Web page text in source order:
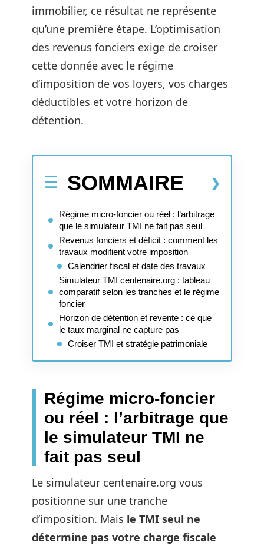
immobilier, ce résultat ne représente
qu’une première étape. L’optimisation
des revenus fonciers exige de croiser
cette donnée avec le régime
d’imposition de vos loyers, vos charges
déductibles et votre horizon de
détention.
SOMMAIRE
Régime micro-foncier ou réel : l’arbitrage
que le simulateur TMI ne fait pas seul
Revenus fonciers et déficit : comment les
travaux modifient votre imposition
Calendrier fiscal et date des travaux
Simulateur TMI centenaire.org : tableau
comparatif selon les tranches et le régime
foncier
Horizon de détention et revente : ce que
le taux marginal ne capture pas
Croiser TMI et stratégie patrimoniale
Régime micro-foncier
ou réel : l’arbitrage que
le simulateur TMI ne
fait pas seul
Le simulateur centenaire.org vous
positionne sur une tranche
d’imposition. Mais le TMI seul ne
détermine pas votre charge fiscale